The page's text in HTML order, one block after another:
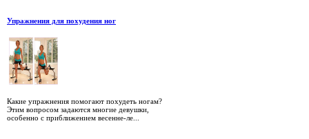
Упражнения для похудения ног
Какие упражнения помогают похудеть ногам?
Этим вопросом задаются многие девушки,
особенно с приближением весенне-ле...